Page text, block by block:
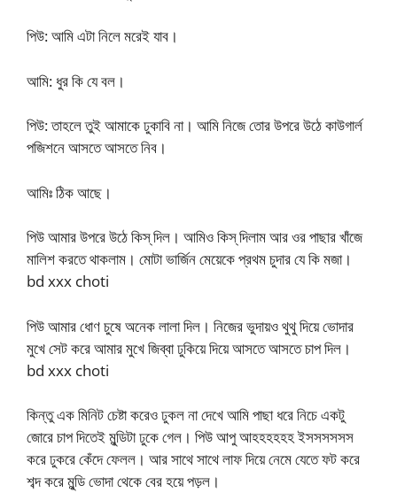
পিউ: আমি এটা নিলে মরেই যাব।
আমি: ধুর কি যে বল।
পিউ: তাহলে তুই আমাকে ঢুকাবি না। আমি নিজে তোর উপরে উঠে কাউগার্ল
পজিশনে আসতে আসতে নিব।
আমিঃ ঠিক আছে।
পিউ আমার উপরে উঠে কিস্ দিল। আমিও কিস্ দিলাম আর ওর পাছার খাঁজে
মালিশ করতে থাকলাম। মোটা ভার্জিন মেয়েকে প্রথম চুদার যে কি মজা।
bd xxx choti
পিউ আমার ধোণ চুষে অনেক লালা দিল। নিজের ভুদায়ও থুথু দিয়ে ভোদার
মুখে সেট করে আমার মুখে জিব্বা ঢুকিয়ে দিয়ে আসতে আসতে চাপ দিল।
bd xxx choti
কিন্তু এক মিনিট চেষ্টা করেও ঢুকল না দেখে আমি পাছা ধরে নিচে একটু
জোরে চাপ দিতেই মুন্ডিটা ঢুকে গেল। পিউ আপু আহহহহহহ ইসসসসসস
করে ঢুকরে কেঁদে ফেলল। আর সাথে সাথে লাফ দিয়ে নেমে যেতে ফট করে
শব্দ করে মুন্ডি ভোদা থেকে বের হয়ে পড়ল।